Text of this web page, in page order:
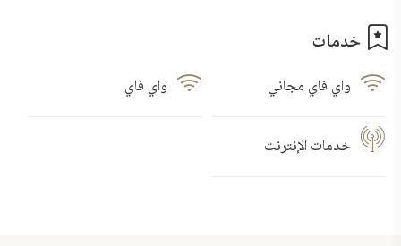
خدمات
واي فاي مجاني واي فاي
خدمات الإنترنت